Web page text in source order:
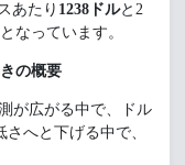
あたり 1238ドルと2
なっています。
の概要
が広がる中で、ドル
へと下げる中で、